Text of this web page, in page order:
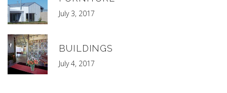
July 3, 2017
BUILDINGS
July 4, 2017